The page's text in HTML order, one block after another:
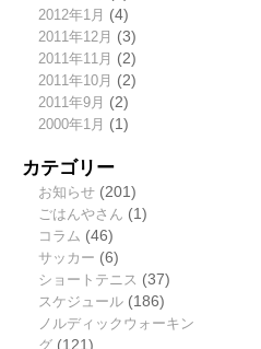
2012年1月 (4)
2011年12月 (3)
2011年11月 (2)
2011年10月 (2)
2011年9月 (2)
2000年1月 (1)
カテゴリー
お知らせ(201)
ごはんやさん (1)
コラム (46)
サッカー (6)
ショートテニス (37)
スケジュール(186)
ノルディックウォーキン
グ(121)